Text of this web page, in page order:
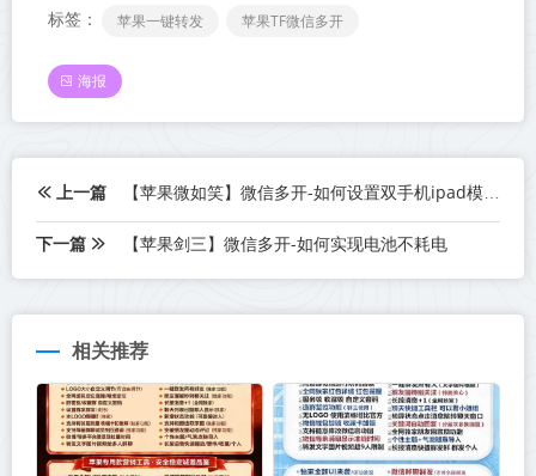
标签： 苹果一键转发 苹果TF微信多开
海报
上一篇 【苹果微如笑】微信多开-如何设置双手机ipad模式登录
下一篇 【苹果剑三】微信多开-如何实现电池不耗电
相关推荐